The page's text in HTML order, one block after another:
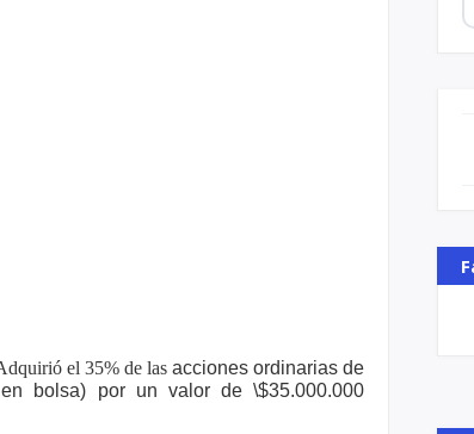
el 35% de lasacciones ordinarias de
bolsa) por un valor de \$35.000.000